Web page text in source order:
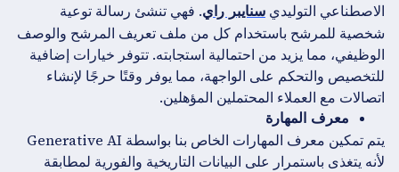
الاصطناعي التوليديسنايبر راي. فهي تنشئ رسالة توعية
شخصية للمرشح باستخدام كل من ملف تعريف المرشح والوصف
الوظيفي، مما يزيد من احتمالية استجابته. تتوفر خيارات إضافية
للتخصيص والتحكم على الواجهة، مما يوفر وقتًا حرجًا لإنشاء
اتصالات مع العملاء المحتملين المؤهلين.
معرف المهارة
يتم تمكين معرف المهارات الخاص بنا بواسطة Generative AI
لأنه يتغذى باستمرار على البيانات التاريخية والفورية لمطابقة